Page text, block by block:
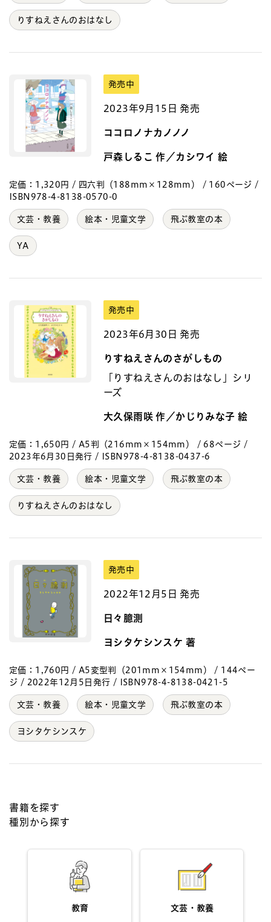
りすねえさんのおはなし
発売中
2023年9月15日 発売
ココロノナカノノノ
戸森しるこ 作／カシワイ 絵
定価：1,320円 / 四六判（188mm×128mm） / 160ページ /
ISBN978-4-8138-0570-0
文芸・教養 絵本・児童文学 飛ぶ教室の本
YA
発売中
2023年6月30日 発売
りすねえさんのさがしもの
「りすねえさんのおはなし」シリ
ーズ
大久保雨咲 作／かじりみな子 絵
定価：1,650円 / A5判（216mm×154mm） / 68ページ /
2023年6月30日発行 / ISBN978-4-8138-0437-6
文芸・教養 絵本・児童文学 飛ぶ教室の本
りすねえさんのおはなし
発売中
2022年12月5日 発売
日々臆測
ヨシタケシンスケ 著
定価：1,760円 / A5変型判（201mm×154mm） / 144ペー
ジ / 2022年12月5日発行 / ISBN978-4-8138-0421-5
文芸・教養 絵本・児童文学 飛ぶ教室の本
ヨシタケシンスケ
書籍を探す
種別から探す
教育 文芸・教養